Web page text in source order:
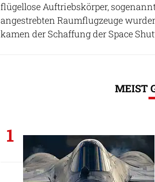
flügellose Auftriebskörper,
angestrebten Raumflugzeuge
kamen der Schaffung der Space
MEIST
1